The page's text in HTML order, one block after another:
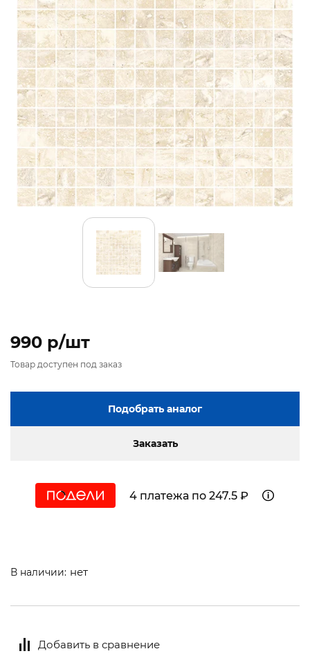
990 p/шт
Товар доступен под заказ
Подобрать аналог
Заказать
4 платежа по 247.5 ₽
В наличии: нет
Добавить в сравнение